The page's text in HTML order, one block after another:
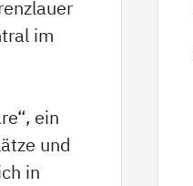
im
ein
und
in